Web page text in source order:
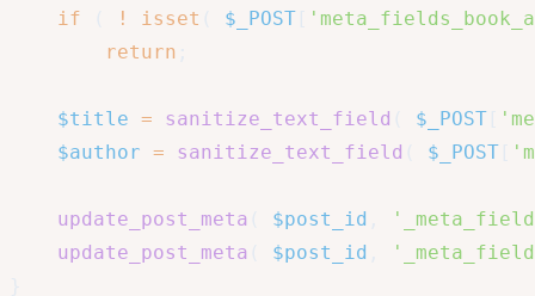
if
! isset $_POST
return
$title = sanitize_text_field $_POST
$author = sanitize_text_field $_POST
update_post_meta $post_id
update_post_meta
$post_id